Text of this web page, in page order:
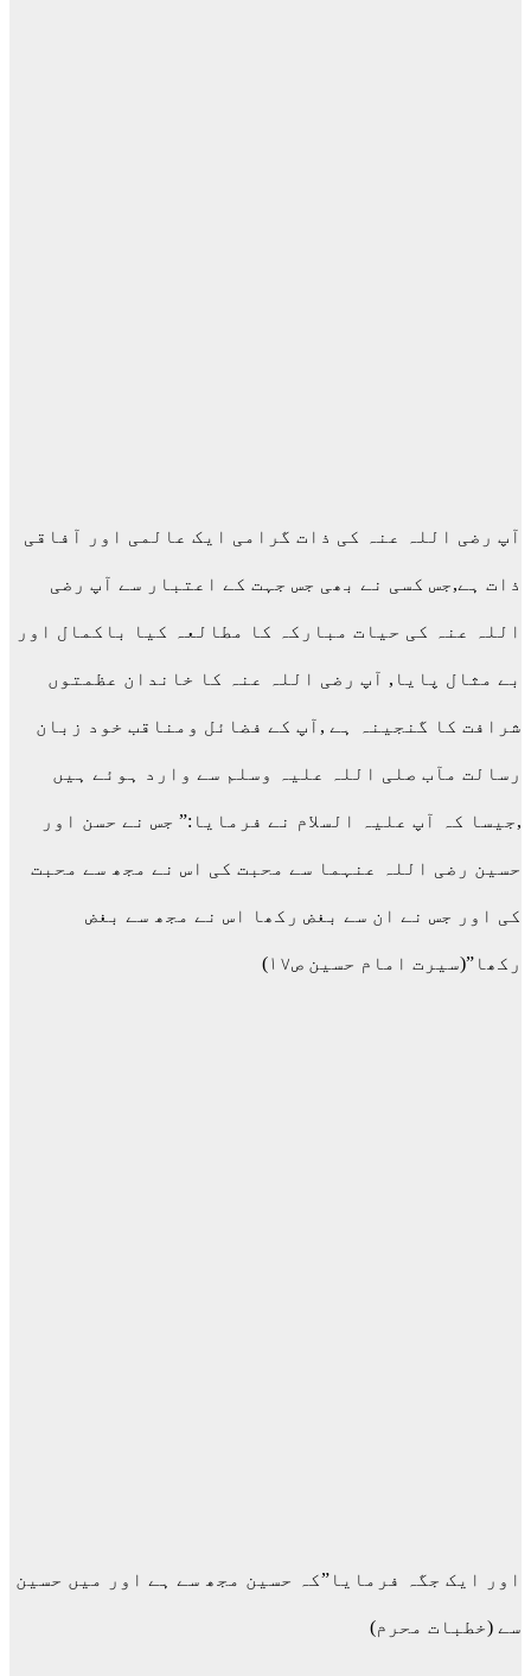
آپ رضی اللہ عنہ کی ذات گرامی ایک عالمی اور آفاقی
ذات ہے,جس کسی نے بھی جس جہت کے اعتبار سے آپ رضی
اللہ عنہ کی حیات مبارکہ کا مطالعہ کیا باکمال اور
بے مثال پایا, آپ رضی اللہ عنہ کا خاندان عظمتوں
شرافت کا گنجینہ ہے ,آپ کے فضائل ومناقب خود زبان
رسالت مآب صلی اللہ علیہ وسلم سے وارد ہوئے ہیں
,جیسا کہ آپ علیہ السلام نے فرمایا:” جس نے حسن اور
حسین رضی اللہ عنہما سے محبت کی اس نے مجھ سے محبت
کی اور جس نے ان سے بغض رکھا اس نے مجھ سے بغض
رکھا”(سیرت امام حسین ص۱۷)
اور ایک جگہ فرمایا”کہ حسین مجھ سے ہے اور میں حسین
سے (خطبات محرم)